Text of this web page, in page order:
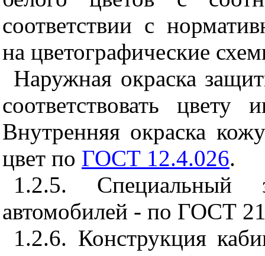
соответствии с
на цветографические
Наружная окраска
соответствовать цвету
Внутренняя окраска
цвет по ГОСТ 12.4.026.
1.2.5. Специальный
автомобилей - по ГОСТ
1.2.6. Конструкция